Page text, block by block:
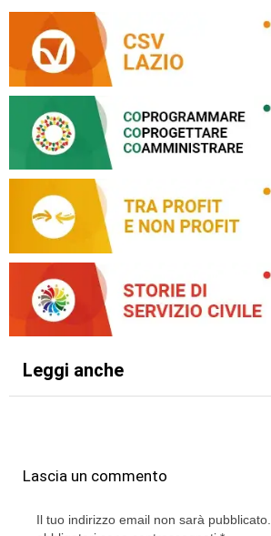
Leggi anche
Lascia un commento
Il tuo indirizzo email non sarà pubblicato.